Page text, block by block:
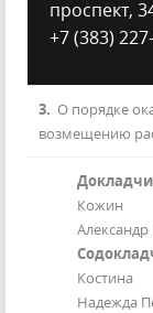
проспект,
+7 (383)
3. О порядке
возмещению
Кожин
Костина
Надежда